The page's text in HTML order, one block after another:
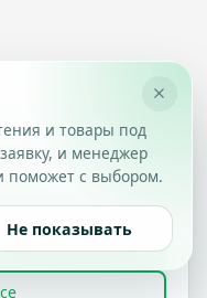
д. 104, корп. 1,
защищены.
cookie
данных
и товары под
и менеджер
поможет с выбором.
Не показывать